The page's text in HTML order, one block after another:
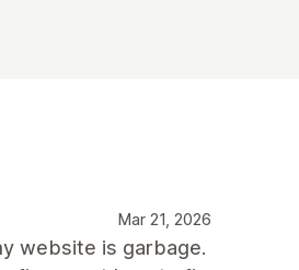
Mar 21, 2026
website is garbage.